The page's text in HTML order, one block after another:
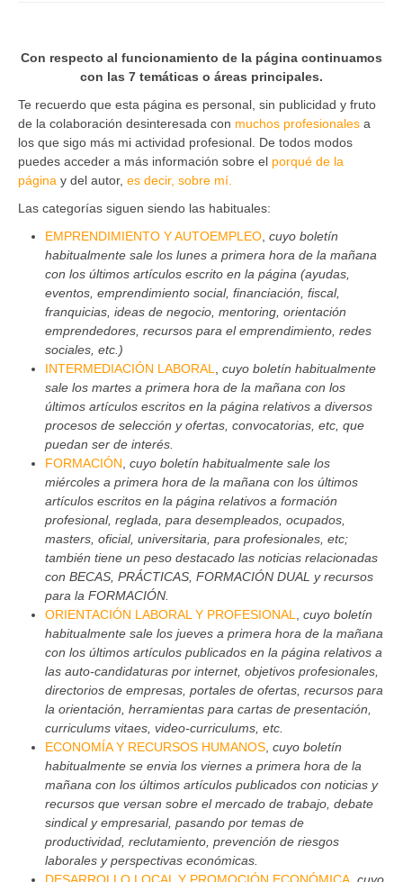
Con respecto al funcionamiento de la página continuamos
con las 7 temáticas o áreas principales.
Te recuerdo que esta página es personal, sin publicidad y fruto
de la colaboración desinteresada con muchos profesionales a
los que sigo más mi actividad profesional. De todos modos
puedes acceder a más información sobre el porqué de la
página y del autor, es decir, sobre mí.
Las categorías siguen siendo las habituales:
EMPRENDIMIENTO Y AUTOEMPLEO, cuyo boletín
habitualmente sale los lunes a primera hora de la mañana
con los últimos artículos escrito en la página (ayudas,
eventos, emprendimiento social, financiación, fiscal,
franquicias, ideas de negocio, mentoring, orientación
emprendedores, recursos para el emprendimiento, redes
sociales, etc.)
INTERMEDIACIÓN LABORAL, cuyo boletín habitualmente
sale los martes a primera hora de la mañana con los
últimos artículos escritos en la página relativos a diversos
procesos de selección y ofertas, convocatorias, etc, que
puedan ser de interés.
FORMACIÓN, cuyo boletín habitualmente sale los
miércoles a primera hora de la mañana con los últimos
artículos escritos en la página relativos a formación
profesional, reglada, para desempleados, ocupados,
masters, oficial, universitaria, para profesionales, etc;
también tiene un peso destacado las noticias relacionadas
con BECAS, PRÁCTICAS, FORMACIÓN DUAL y recursos
para la FORMACIÓN.
ORIENTACIÓN LABORAL Y PROFESIONAL, cuyo boletín
habitualmente sale los jueves a primera hora de la mañana
con los últimos artículos publicados en la página relativos a
las auto-candidaturas por internet, objetivos profesionales,
directorios de empresas, portales de ofertas, recursos para
la orientación, herramientas para cartas de presentación,
curriculums vitaes, video-curriculums, etc.
ECONOMÍA Y RECURSOS HUMANOS, cuyo boletín
habitualmente se envia los viernes a primera hora de la
mañana con los últimos artículos publicados con noticias y
recursos que versan sobre el mercado de trabajo, debate
sindical y empresarial, pasando por temas de
productividad, reclutamiento, prevención de riesgos
laborales y perspectivas económicas.